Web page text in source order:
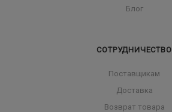
Блог
СОТРУДНИЧЕСТВО
Поставщикам
Доставка
Возврат товара